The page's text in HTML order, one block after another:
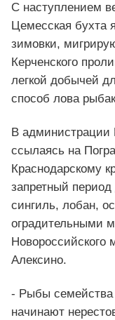
С наступлением
Цемесская бухта
зимовки,
Керченского
легкой добычей
способ лова
В администрации
ссылаясь на
Краснодарскому
запретный
сингиль, лобан,
оградительными
Новороссийского
Алексино.
- Рыбы
начинают